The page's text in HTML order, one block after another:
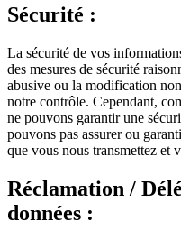
Sécurité :
La sécurité de vos
des mesures de sécurité
abusive ou la modification
notre contrôle. Cependant,
ne pouvons garantir une
pouvons pas assurer ou
que vous nous transmettez et
Réclamation /
données :